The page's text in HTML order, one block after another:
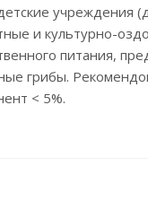
и культурно-
питания,
грибы.
< 5%.